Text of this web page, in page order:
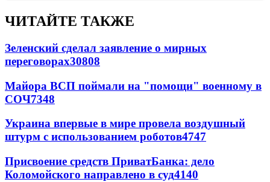
ЧИТАЙТЕ ТАКЖЕ
Зеленский сделал заявление о мирных
переговорах30808
Майора ВСП поймали на "помощи" военному в
СОЧ7348
Украина впервые в мире провела воздушный
штурм с использованием роботов4747
Присвоение средств ПриватБанка: дело
Коломойского направлено в суд4140